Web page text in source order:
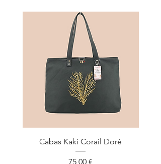
Cabas Kaki Corail Doré
Prix
75,00 €